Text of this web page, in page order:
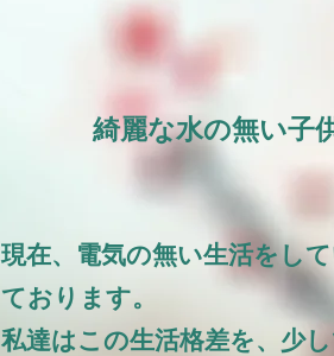
綺麗な水の無い子
現在、電気の無い生活をし
ております。
私達はこの生活格差を、少